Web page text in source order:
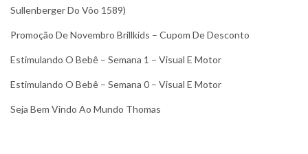
Sullenberger Do Vôo 1589)
Promoção De Novembro Brillkids – Cupom De Desconto
Estimulando O Bebê – Semana 1 – Visual E Motor
Estimulando O Bebê – Semana 0 – Visual E Motor
Seja Bem Vindo Ao Mundo Thomas